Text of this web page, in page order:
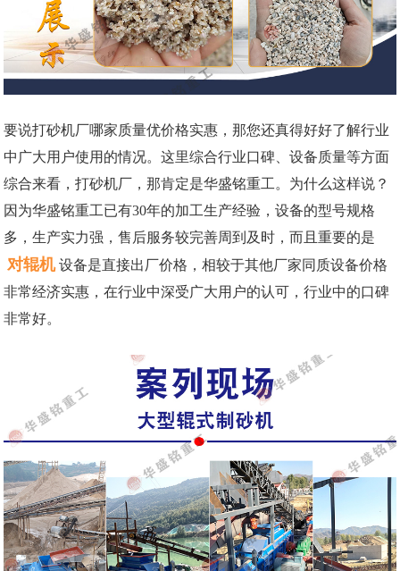
要说打砂机厂哪家质量优价格实惠，那您还真得好好了解行业
中广大用户使用的情况。这里综合行业口碑、设备质量等方面
综合来看，打砂机厂，那肯定是华盛铭重工。为什么这样说？
因为华盛铭重工已有30年的加工生产经验，设备的型号规格
多，生产实力强，售后服务较完善周到及时，而且重要的是
对辊机 设备是直接出厂价格，相较于其他厂家同质设备价格
非常经济实惠，在行业中深受广大用户的认可，行业中的口碑
非常好。